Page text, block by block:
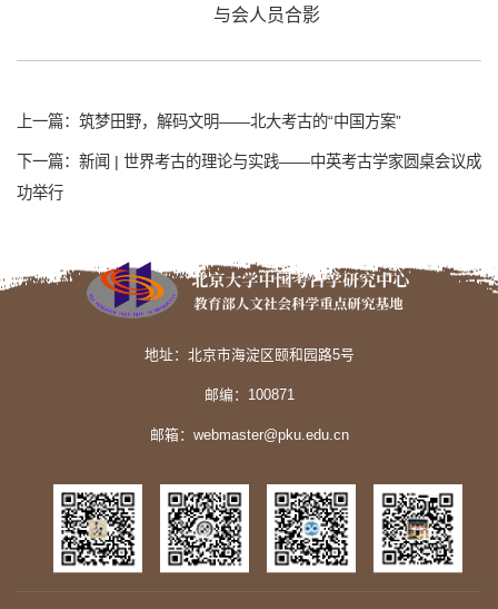
与会人员合影
上一篇：筑梦田野，解码文明——北大考古的“中国方案”
下一篇：新闻 | 世界考古的理论与实践——中英考古学家圆桌会议成
功举行
地址：北京市海淀区颐和园路5号
邮编：100871
邮箱：webmaster@pku.edu.cn